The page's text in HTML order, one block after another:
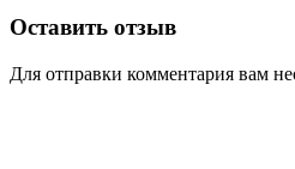
Оставить отзыв
Для отправки комментария вам